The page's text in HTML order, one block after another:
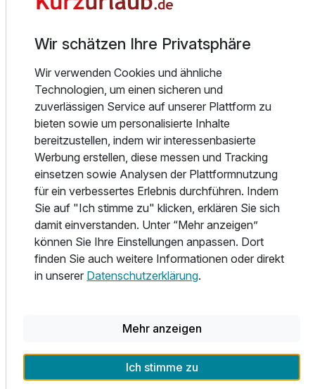
Ausstattung
Zusatznächte
Für 3 Tage p.P. ab210,00 €
Wir denken an gestern und sind neugierig auf morgen, und
Leben, das jetzt. Darum nehmen wir uns Zeit für die wirklich
frisches Gebäck, verschiedene Marmeladen, … oder doch
lieber ein weiches Ei? Starten Sie mit unserem
ausgewogenen und reichhaltigen Frühstückbuffet in einen
Urlaubstag ganz nach Ihrem Geschmack. Ein guter Tag
beginnt einfach mit dem besseren Frühstück.
Der Entspannungsfaktor wird in hektischen Zeiten immer
wichtiger. Gäste, die den Erholungswert im Hotel Bloberger
Hof und seine Umgebung zu schätzen wissen, beflügeln
Ein Stadturlaub in Salzburg ist geprägt von spannenden
Tagen voller Eindrücke und Ausblicken. Umso angenehmer
abzuschalten und zu entspannen. Unser Hotel Pension
dem Auto von der Innenstadt Salzburg entfernt. Die Busse
fahren in regelmäßigen Abständen und ermöglichen einen
Wir schätzen Ihre Privatsphäre
Wir verwenden Cookies und ähnliche
Technologien, um einen sicheren und
zuverlässigen Service auf unserer Plattform zu
bieten sowie um personalisierte Inhalte
bereitzustellen, indem wir interessenbasierte
Werbung erstellen, diese messen und Tracking
einsetzen sowie Analysen der Plattformnutzung
für ein verbessertes Erlebnis durchführen. Indem
Sie auf "Ich stimme zu" klicken, erklären Sie sich
damit einverstanden. Unter “Mehr anzeigen”
können Sie Ihre Einstellungen anpassen. Dort
finden Sie auch weitere Informationen oder direkt
in unserer Datenschutzerklärung.
Mehr anzeigen
Ich stimme zu